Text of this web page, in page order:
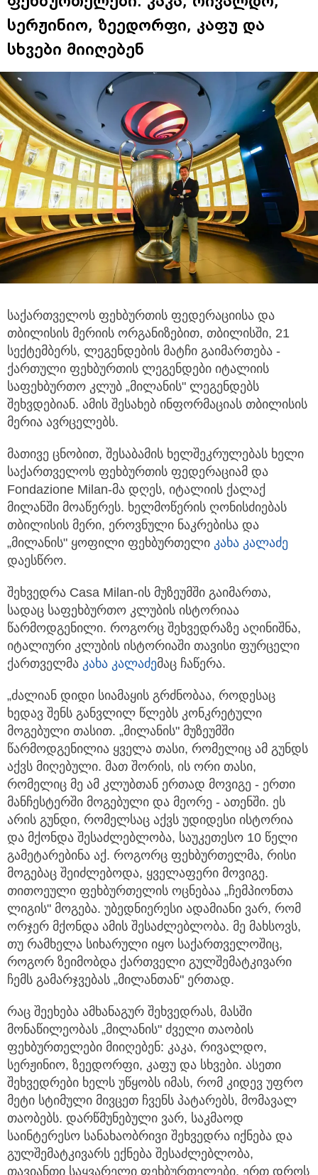
სერჟინიო, ზეედორფი, კაფუ და
სხვები მიიღებენ
საქართველოს ფეხბურთის ფედერაციისა და
თბილისის მერიის ორგანიზებით, თბილისში, 21
სექტემბერს, ლეგენდების მატჩი გაიმართება -
ქართული ფეხბურთის ლეგენდები იტალიის
საფეხბურთო კლუბ „მილანის" ლეგენდებს
შეხვდებიან. ამის შესახებ ინფორმაციას თბილისის
მერია ავრცელებს.
მათივე ცნობით, შესაბამის ხელშეკრულებას ხელი
საქართველოს ფეხბურთის ფედერაციამ და
Fondazione Milan-მა დღეს, იტალიის ქალაქ
მილანში მოაწერეს. ხელმოწერის ღონისძიებას
თბილისის მერი, ეროვნული ნაკრებისა და
„მილანის" ყოფილი ფეხბურთელი კახა კალაძე
დაესწრო.
შეხვედრა Casa Milan-ის მუზეუმში გაიმართა,
სადაც საფეხბურთო კლუბის ისტორიაა
წარმოდგენილი. როგორც შეხვედრაზე აღინიშნა,
იტალიური კლუბის ისტორიაში თავისი ფურცელი
ქართველმა კახა კალაძემაც ჩაწერა.
„ძალიან დიდი სიამაყის გრძნობაა, როდესაც
ხედავ შენს განვლილ წლებს კონკრეტული
მოგებული თასით. „მილანის" მუზეუმში
წარმოდგენილია ყველა თასი, რომელიც ამ გუნდს
აქვს მიღებული. მათ შორის, ის ორი თასი,
რომელიც მე ამ კლუბთან ერთად მოვიგე - ერთი
მანჩესტერში მოგებული და მეორე - ათენში. ეს
არის გუნდი, რომელსაც აქვს უდიდესი ისტორია
და მქონდა შესაძლებლობა, საუკეთესო 10 წელი
გამეტარებინა აქ. როგორც ფეხბურთელმა, რისი
მოგებაც შეიძლებოდა, ყველაფერი მოვიგე.
თითოეული ფეხბურთელის ოცნებაა „ჩემპიონთა
ლიგის" მოგება. უბედნიერესი ადამიანი ვარ, რომ
ორჯერ მქონდა ამის შესაძლებლობა. მე მახსოვს,
თუ რამხელა სიხარული იყო საქართველოშიც,
როგორ ზეიმობდა ქართველი გულშემატკივარი
ჩემს გამარჯვებას „მილანთან" ერთად.
რაც შეეხება ამხანაგურ შეხვედრას, მასში
მონაწილეობას „მილანის" ძველი თაობის
ფეხბურთელები მიიღებენ: კაკა, რივალდო,
სერჟინიო, ზეედორფი, კაფუ და სხვები. ასეთი
შეხვედრები ხელს უწყობს იმას, რომ კიდევ უფრო
მეტი სტიმული მივცეთ ჩვენს პატარებს, მომავალ
თაობებს. დარწმუნებული ვარ, საკმაოდ
საინტერესო სანახაობრივი შეხვედრა იქნება და
გულშემატკივარს ექნება შესაძლებლობა,
თავიანთი საყვარელი ფეხბურთელები, ერთ დროს